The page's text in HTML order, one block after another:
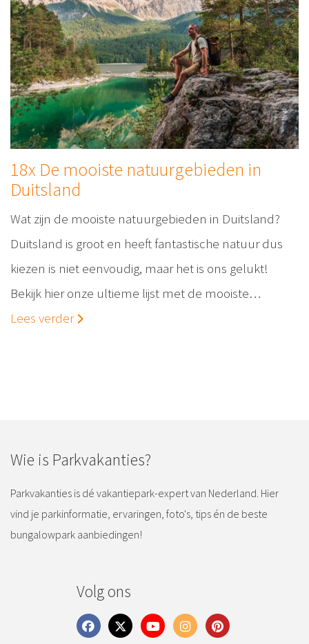
18x De mooiste natuurgebieden in
Duitsland
Wat zijn de mooiste natuurgebieden in Duitsland?
Duitsland is groot en heeft fantastische natuur dus
kiezen is niet eenvoudig, maar het is ons gelukt!
Bekijk hier onze ultieme lijst met de mooiste…
Lees verder
Wie is Parkvakanties?
Parkvakanties is dé vakantiepark-expert van Nederland. Hier
vind je parkinformatie, ervaringen, foto's, tips én de beste
bungalowpark aanbiedingen!
Volg ons